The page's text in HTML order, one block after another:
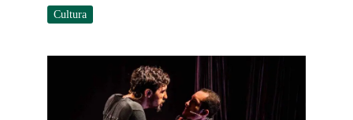
Cultura